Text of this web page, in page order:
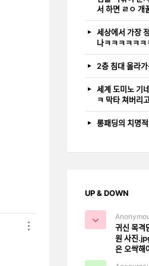
서 하면 ㄹㅇ
세상에서 가장
나ㅋㅋㅋㅋㅋㅋ
2층 침대
세계 도미노
ㅋ 막타
롱패딩의
UP & DOWN
귀신
원
은